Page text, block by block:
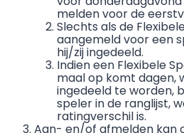
melden voor de
Slechts als de
aangemeld voor een
hij/zij ingedeeld.
Indien een Flexibele
maal op komt dagen,
ingedeeld te worden,
speler in de ranglijst,
ratingverschil is.
Aan- en/of afmelden kan